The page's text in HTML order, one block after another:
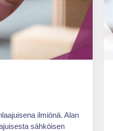
ilmiönä. Alan
sähköisen